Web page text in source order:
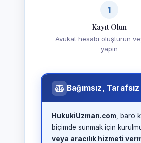
1
Kayıt Olun
Avukat hesabı oluşturun
yapın
Bağımsız,
HukukiUzman.com , baro
biçimde sunmak için
veya aracılık hizmeti